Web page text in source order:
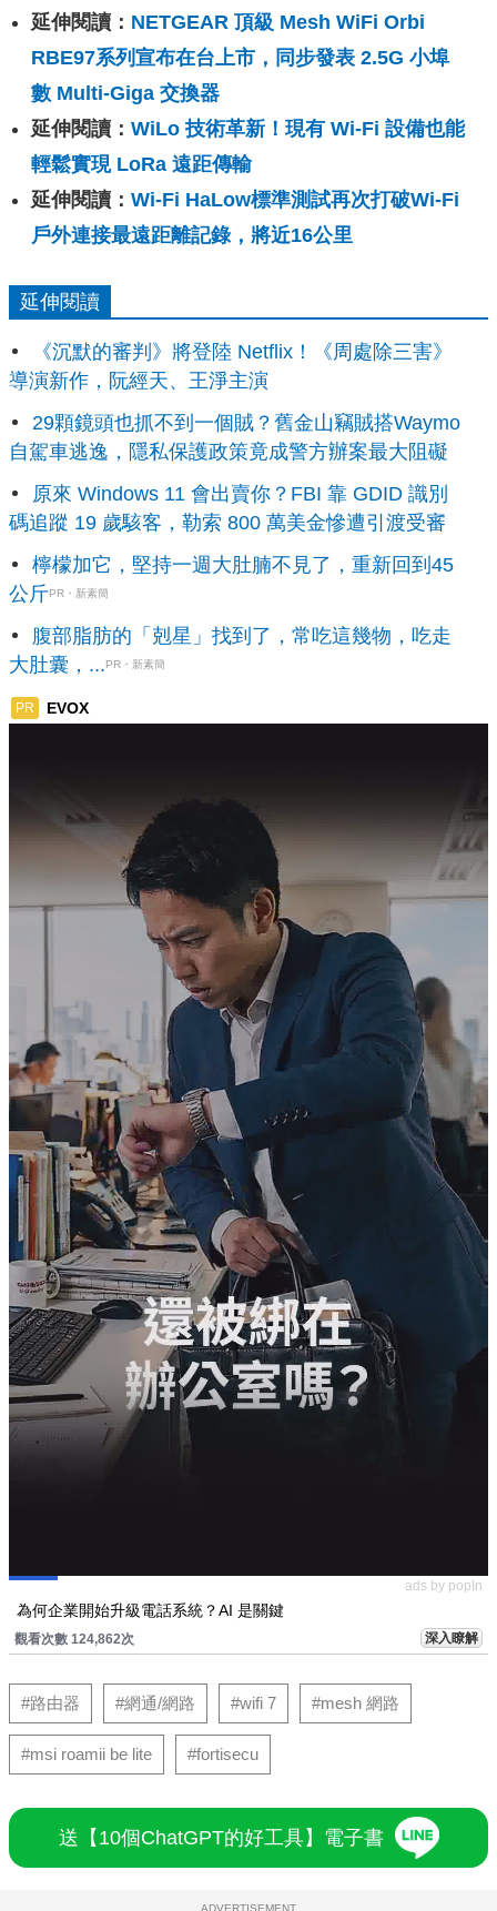
延伸閱讀： NETGEAR 頂級 Mesh WiFi Orbi
RBE97系列宣布在台上市，同步發表 2.5G 小埠
數 Multi-Giga 交換器
延伸閱讀： WiLo 技術革新！現有 Wi-Fi 設備也能
輕鬆實現 LoRa 遠距傳輸
延伸閱讀： Wi-Fi HaLow標準測試再次打破Wi-Fi
戶外連接最遠距離記錄，將近16公里
延伸閱讀
《沉默的審判》將登陸 Netflix！《周處除三害》
導演新作，阮經天、王淨主演
29顆鏡頭也抓不到一個賊？舊金山竊賊搭Waymo
自駕車逃逸，隱私保護政策竟成警方辦案最大阻礙
原來 Windows 11 會出賣你？FBI 靠 GDID 識別
碼追蹤 19 歲駭客，勒索 800 萬美金慘遭引渡受審
檸檬加它，堅持一週大肚腩不見了，重新回到45
公斤PR・新素簡
腹部脂肪的「剋星」找到了，常吃這幾物，吃走
大肚囊，...PR・新素簡
PR EVOX
ads by popIn
為何企業開始升級電話系統？AI 是關鍵
觀看次數 124,862次 深入瞭解
#路由器 #網通/網路 #wifi 7 #mesh 網路
#msi roamii be lite #fortisecu
送【10個ChatGPT的好工具】電子書
ADVERTISEMENT